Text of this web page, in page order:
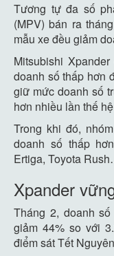
Tương tự đa số
(MPV) bán ra
mẫu xe đều giảm
Mitsubishi
doanh số thấp hơn
giữ mức doanh số
hơn nhiều lần thế
Trong khi đó,
doanh số thấp
Ertiga, Toyota
Xpander
Tháng 2, doanh
giảm 44% so với
điểm sát Tết